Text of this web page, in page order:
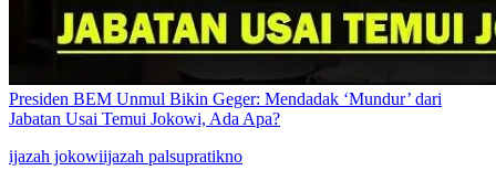
Presiden BEM Unmul Bikin Geger: Mendadak ‘Mundur’ dari
Jabatan Usai Temui Jokowi, Ada Apa?
ijazah jokowiijazah palsupratikno